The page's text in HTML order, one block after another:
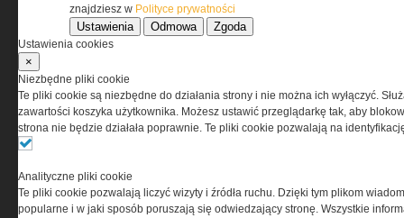
Korzystanie z portalu jest równoznaczne
z zaakceptowaniem warunków ustanowionych
odpowiedzialnością Spółka komandytowa, nr KRS:
0000537655, NIP 1132860378, REGON 146393437
(zwana dalej Grupa MEDIUM) w postaci Regulaminu.
znajdziesz w Polityce prywatności
Ustawienia Odmowa Zgoda
Ustawienia cookies
×
Niezbędne pliki cookie
Te pliki cookie są niezbędne do działania strony i nie można ich wyłączyć.
zawartości koszyka użytkownika. Możesz ustawić przeglądarkę tak, aby
strona nie będzie działała poprawnie. Te pliki cookie pozwalają na
Analityczne pliki cookie
Te pliki cookie pozwalają liczyć wizyty i źródła ruchu. Dzięki tym plikom
popularne i w jaki sposób poruszają się odwiedzający stronę. Wszystkie